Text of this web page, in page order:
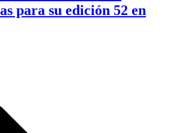
para su edición 52 en